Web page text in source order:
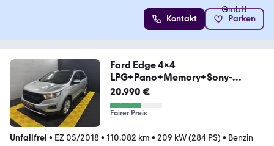
Kontakt Parken
Ford Edge 4x4
LPG+Pano+Memory+Sony-
Sound+Carplay+Kam
20.990 €
Fairer Preis
Unfallfrei • EZ 05/2018• 110.082 km • 209 kW (284 PS) • Benzin